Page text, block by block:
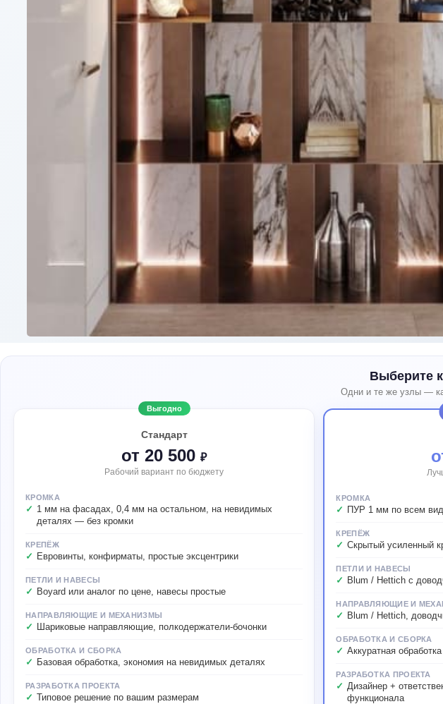
Выберите
Одни и те же узлы —
Выгодно
Стандарт
от 20 500₽
Рабочий вариант по бюджету
КРОМКА
1 мм на фасадах, 0,4 мм на остальном, на невидимых
деталях — без кромки
КРЕПЁЖ
Евровинты, конфирматы, простые эксцентрики
ПЕТЛИ И НАВЕСЫ
Boyard или аналог по цене, навесы простые
НАПРАВЛЯЮЩИЕ И МЕХАНИЗМЫ
Шариковые направляющие, полкодержатели-бочонки
ОБРАБОТКА И СБОРКА
Базовая обработка, экономия на невидимых деталях
РАЗРАБОТКА ПРОЕКТА
Типовое решение по вашим размерам
КРОМКА
ПУР 1 мм по всем
КРЕПЁЖ
Скрытый усиленный
ПЕТЛИ И НАВЕСЫ
Blum / Hettich с
НАПРАВЛЯЮЩИЕ И
Blum / Hettich,
ОБРАБОТКА И СБОРКА
Аккуратная
РАЗРАБОТКА ПРОЕКТА
Дизайнер +
функционала